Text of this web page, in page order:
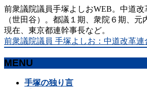
前衆議院議員手塚よしおWEB。中道
（世田谷）。都議１期、衆院６期、元
現在、東京都連幹事長など。
前衆議院議員 手塚よしお：中道改革連
MENU
手塚の独り言